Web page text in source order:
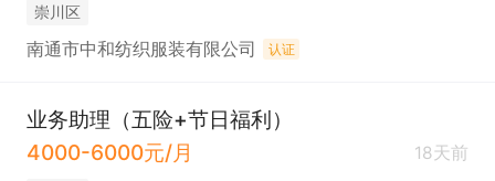
崇川区
南通市中和纺织服装有限公司 认证
业务助理（五险+节日福利）
4000-6000元/月
18天前